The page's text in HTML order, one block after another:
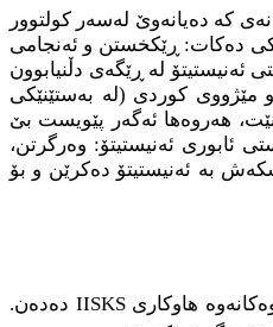
کە دەیانەوێ لەسەر کولتوور
دەکات: ڕێکخستن و ئەنجامی
ئەنیستیتۆ لە ڕێگەی دڵنیابوون
مێژووی کوردی (لە بەستێنێکی
هەروەها ئەگەر پێویست بێ
ئابوری ئەنیستیتۆ: وەرگرتن،
بە ئەنیستیتۆ دەکرێن و بۆ
پێزانی کەسانێکە کە بە بەخشەندەییەوە یارمەتیدەن، و لە ڕێگای کاری خۆبەخش، ڕێکخراوەکان و دامەزراوەکانەوە هاوکاری IISKS دەدەن.